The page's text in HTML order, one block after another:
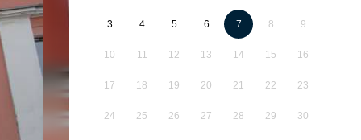
3 4 5 6 7 8 9
10 11 12 13 14 15 16
17 18 19 20 21 22 23
24 25 26 27 28 29 30